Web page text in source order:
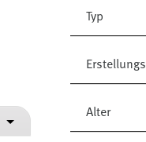
Typ
Alter